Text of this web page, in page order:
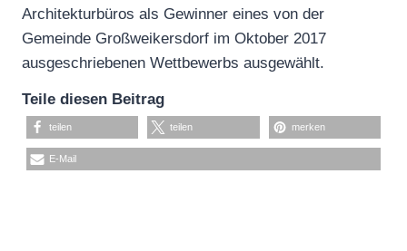
Architekturbüros als Gewinner eines von der
Gemeinde Großweikersdorf im Oktober 2017
ausgeschriebenen Wettbewerbs ausgewählt.
Teile diesen Beitrag
teilen teilen merken
E-Mail